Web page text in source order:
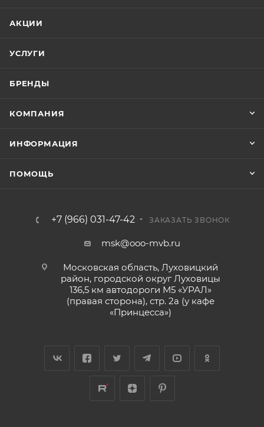
АКЦИИ
УСЛУГИ
БРЕНДЫ
КОМПАНИЯ
ИНФОРМАЦИЯ
ПОМОЩЬ
+7 (966) 031-47-42 ЗАКАЗАТЬ ЗВОНОК
msk@ooo-mvb.ru
Московская область, Луховицкий
район, городской округ Луховицы
136,5 км автодороги М5 «УРАЛ»
(правая сторона), стр. 2а (у кафе
«‎Принцесса»)